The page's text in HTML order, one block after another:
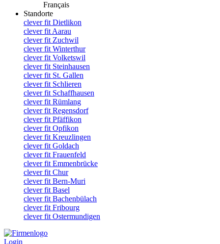
Français
Standorte
clever fit Dietlikon
clever fit Aarau
clever fit Zuchwil
clever fit Winterthur
clever fit Volketswil
clever fit Steinhausen
clever fit St. Gallen
clever fit Schlieren
clever fit Schaffhausen
clever fit Rümlang
clever fit Regensdorf
clever fit Pfäffikon
clever fit Opfikon
clever fit Kreuzlingen
clever fit Goldach
clever fit Frauenfeld
clever fit Emmenbrücke
clever fit Chur
clever fit Bern-Muri
clever fit Basel
clever fit Bachenbülach
clever fit Fribourg
clever fit Ostermundigen
Login